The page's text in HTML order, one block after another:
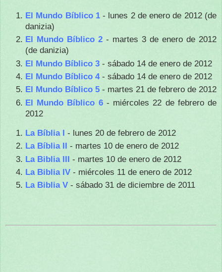
El Mundo Bíblico 1- lunes 2 de enero de 2012 (de
danizia)
El Mundo Bíblico 2 - martes 3 de enero de 2012
(de danizia)
El Mundo Bíblico 3 - sábado 14 de enero de 2012
El Mundo Bíblico 4- sábado 14 de enero de 2012
El Mundo Bíblico 5 - martes 21 de febrero de 2012
El Mundo Bíblico 6- miércoles 22 de febrero de
2012
La Bíblia I - lunes 20 de febrero de 2012
La Bíblia II - martes 10 de enero de 2012
La Biblia III - martes 10 de enero de 2012
La Biblia IV - miércoles 11 de enero de 2012
La Biblia V - sábado 31 de diciembre de 2011